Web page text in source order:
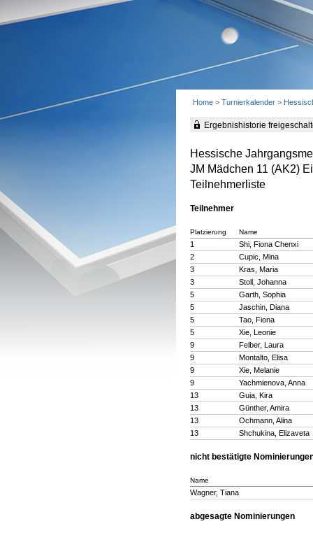
Home > Turnierkalender >
Ergebnishistorie
Hessische
JM Mädchen 11 (AK2)
Teilnehmerliste
Teilnehmer
Platzierung Name
1
Shi, Fiona Chenxi
2
Cupic, Mina
3
Kras, Maria
3
Stoll, Johanna
5
Garth, Sophia
5
Jaschin, Diana
5
Tao, Fiona
5
Xie, Leonie
9
Felber, Laura
9
Montalto, Elisa
9
Xie, Melanie
9
Yachmienova, Anna
13
Guia, Kira
13
Günther, Amira
13
Ochmann, Alina
13
Shchukina, Elizaveta
nicht bestätigte
Name
Wagner, Tiana
abgesagte Nominierungen